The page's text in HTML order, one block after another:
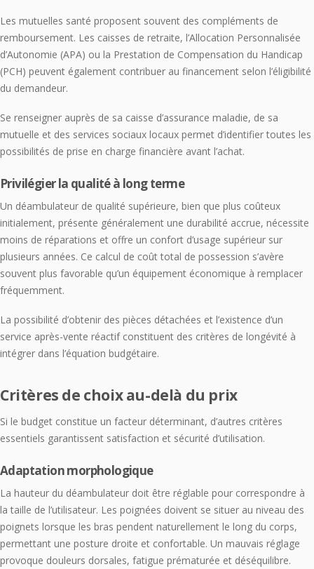
Les mutuelles santé proposent souvent des compléments de
remboursement. Les caisses de retraite, l’Allocation Personnalisée
d’Autonomie (APA) ou la Prestation de Compensation du Handicap
(PCH) peuvent également contribuer au financement selon l’éligibilité
du demandeur.
Se renseigner auprès de sa caisse d’assurance maladie, de sa
mutuelle et des services sociaux locaux permet d’identifier toutes les
possibilités de prise en charge financière avant l’achat.
Privilégier la qualité à long terme
Un déambulateur de qualité supérieure, bien que plus coûteux
initialement, présente généralement une durabilité accrue, nécessite
moins de réparations et offre un confort d’usage supérieur sur
plusieurs années. Ce calcul de coût total de possession s’avère
souvent plus favorable qu’un équipement économique à remplacer
fréquemment.
La possibilité d’obtenir des pièces détachées et l’existence d’un
service après-vente réactif constituent des critères de longévité à
intégrer dans l’équation budgétaire.
Critères de choix au-delà du prix
Si le budget constitue un facteur déterminant, d’autres critères
essentiels garantissent satisfaction et sécurité d’utilisation.
Adaptation morphologique
La hauteur du déambulateur doit être réglable pour correspondre à
la taille de l’utilisateur. Les poignées doivent se situer au niveau des
poignets lorsque les bras pendent naturellement le long du corps,
permettant une posture droite et confortable. Un mauvais réglage
provoque douleurs dorsales, fatigue prématurée et déséquilibre.